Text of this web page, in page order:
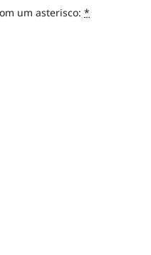
um asterisco: *